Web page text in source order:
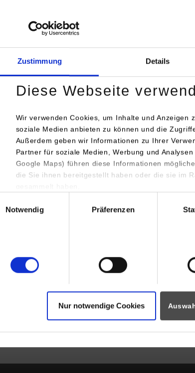
Zustimmung Details
Diese Webseite
Wir verwenden Cookies, um Inhalte und Anzeigen
soziale Medien anbieten zu können und die
Außerdem geben wir Informationen zu Ihrer
Partner für soziale Medien, Werbung und
Google Maps) führen diese Informationen
die Sie ihnen bereitgestellt haben oder die sie im
Notwendig
Präferenzen
Nur notwendige Cookies
IPCO Germany GmbH Niederlassung
Salierstraße 35
70736 Fellbach-Schmiden
Markus Mohr
Markus Mohr
+49 711 5105176